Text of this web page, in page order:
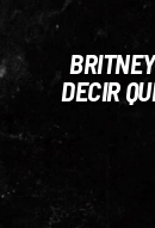
DECIR